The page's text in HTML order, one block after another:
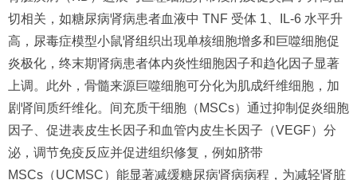
切相关，如糖尿病肾病患者血液中 TNF 受体 1、IL-6 水平升
高，尿毒症模型小鼠肾组织出现单核细胞增多和巨噬细胞促
炎极化，终末期肾病患者体内炎性细胞因子和趋化因子显著
上调。此外，骨髓来源巨噬细胞可分化为肌成纤维细胞，加
剧肾间质纤维化。间充质干细胞（MSCs）通过抑制促炎细胞
因子、促进表皮生长因子和血管内皮生长因子（VEGF）分
泌，调节免疫反应并促进组织修复，例如脐带
MSCs（UCMSC）能显著减缓糖尿病肾病病程，为减轻肾脏